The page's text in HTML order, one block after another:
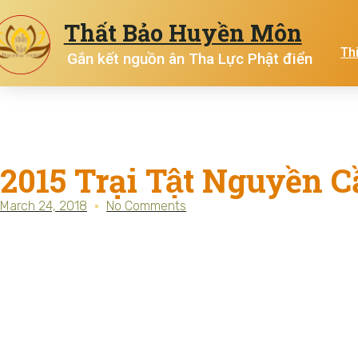
Thất Bảo Huyền Môn
Gắn kết nguồn ân Tha Lực Phật điển
2015 Trại Tật Nguyền
March 24, 2018 No Comments